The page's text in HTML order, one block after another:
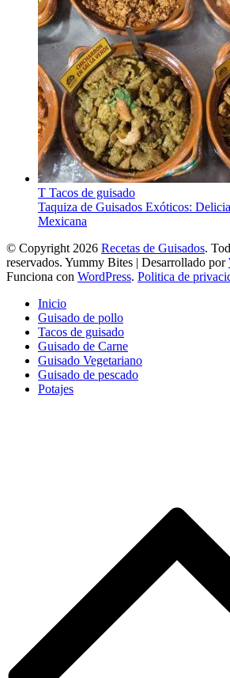
T Tacos de guisado
Taquiza de Guisados Exóticos:
Mexicana
© Copyright 2026 Recetas de Guisados.
reservados. Yummy Bites | Desarrollado por
Funciona con WordPress. Politica de
Inicio
Guisado de pollo
Tacos de guisado
Guisado de Carne
Guisado Vegetariano
Guisado de pescado
Potajes